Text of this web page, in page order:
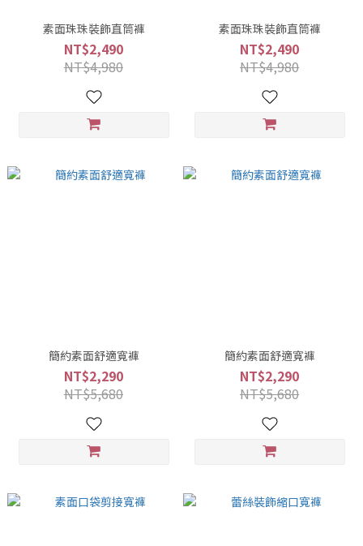
素面珠珠裝飾直筒褲
NT$2,490
NT$4,980
素面珠珠裝飾直筒褲
NT$2,490
NT$4,980
簡約素面舒適寬褲
NT$2,290
NT$5,680
簡約素面舒適寬褲
NT$2,290
NT$5,680